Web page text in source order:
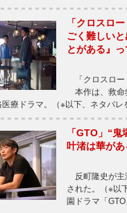
「クロスロ
ごく難しい
とがある』
「クロスロー
本作は、救命
医療ドラマ。（※以下、ネタバ
「GTO」“
叶渚は華が
反町隆史が主
された。（※以
園ドラマ「